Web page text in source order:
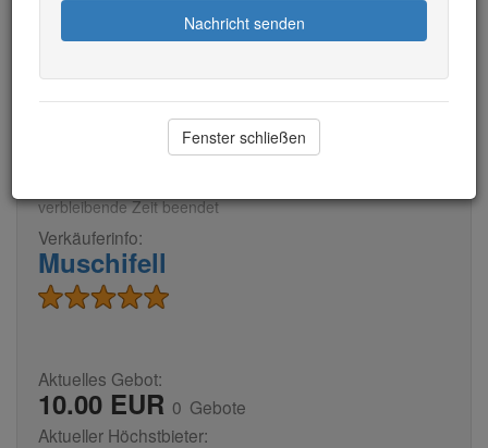
Nachricht senden
Fenster schließen
verbleibende Zeitbeendet
Verkäuferinfo:
Muschifell
Aktuelles Gebot:
10.00 EUR 0 Gebote
Aktueller Höchstbieter: